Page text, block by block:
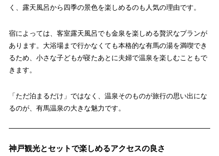
く、露天風呂から四季の景色を楽しめるのも人気の理由です。
宿によっては、客室露天風呂でも金泉を楽しめる贅沢なプランが
あります。大浴場まで行かなくても本格的な有馬の湯を満喫でき
るため、小さな子どもが寝たあとに夫婦で温泉を楽しむこともで
きます。
「ただ泊まるだけ」ではなく、温泉そのものが旅行の思い出にな
るのが、有馬温泉の大きな魅力です。
神戸観光とセットで楽しめるアクセスの良さ